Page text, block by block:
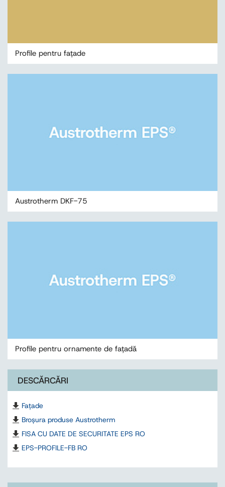
Profile pentru fațade
Austrotherm DKF-75
Profile pentru ornamente de faţadă
DESCĂRCĂRI
Fațade
Broșura produse Austrotherm
FISA CU DATE DE SECURITATE EPS RO
EPS-PROFILE-FB RO